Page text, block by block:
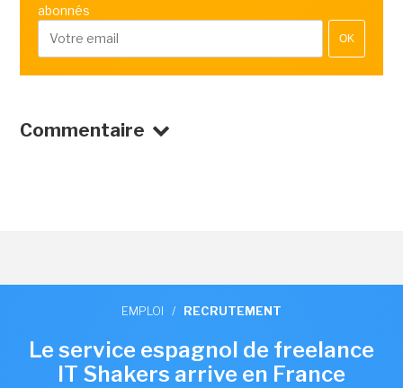
abonnés
OK
Commentaire
EMPLOI / RECRUTEMENT
Le service espagnol de freelance
IT Shakers arrive en France